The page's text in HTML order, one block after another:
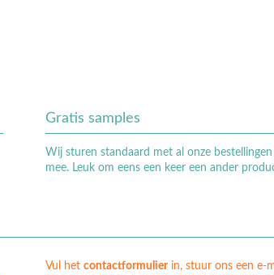
Gratis samples
Wij sturen standaard met al onze
mee. Leuk om eens een keer een ander
Vul het contactformulierin, stuur ons een e-